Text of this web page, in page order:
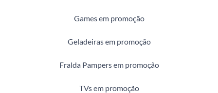
Games em promoção
Geladeiras em promoção
Fralda Pampers em promoção
TVs em promoção